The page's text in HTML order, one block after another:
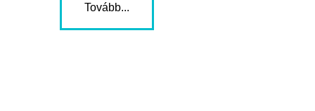
Tovább...